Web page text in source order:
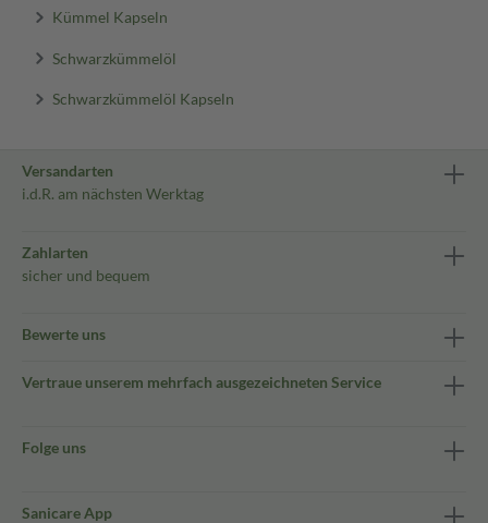
Kümmel Kapseln
Schwarzkümmelöl
Schwarzkümmelöl Kapseln
Versandarten
i.d.R. am nächsten Werktag
Zahlarten
sicher und bequem
Bewerte uns
Vertraue unserem mehrfach ausgezeichneten Service
Folge uns
Sanicare App